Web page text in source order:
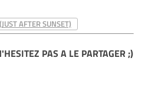
AFTER SUNSET)
PAS A LE PARTAGER ;)